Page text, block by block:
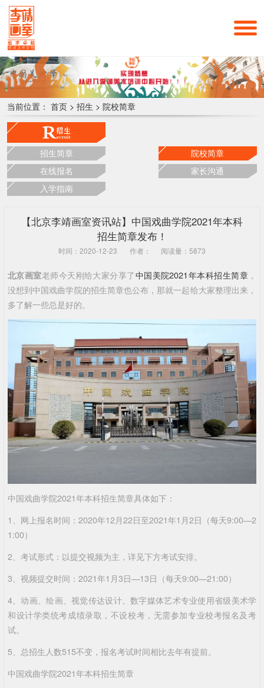
当前位置： 首页 > 招生 > 院校简章
招生简章
院校简章
在线报名
家长沟通
入学指南
【北京李靖画室资讯站】中国戏曲学院2021年本科
招生简章发布！
时间：2020-12-23 作者： 阅读量：5873
北京画室老师今天刚给大家分享了中国美院2021年本科招生简章 ，
没想到中国戏曲学院的招生简章也公布，那就一起给大家整理出来，
多了解一些总是好的。
中国戏曲学院2021年本科招生简章具体如下：
1、网上报名时间：2020年12月22日至2021年1月2日（每天9:00—2
1:00）
2、考试形式：以提交视频为主，详见下方考试安排。
3、视频提交时间：2021年1月3日—13日（每天9:00—21:00）
4、动画、绘画、视觉传达设计、数字媒体艺术专业使用省级美术学
和设计学类统考成绩录取，不设校考，无需参加专业校考报名及考
试。
5、总招生人数515不变，报名考试时间相比去年有提前。
中国戏曲学院2021年本科招生简章